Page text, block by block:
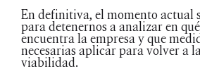
En definitiva, el momento actual
para detenernos a analizar en
encuentra la empresa y que
necesarias aplicar para volver a
viabilidad.